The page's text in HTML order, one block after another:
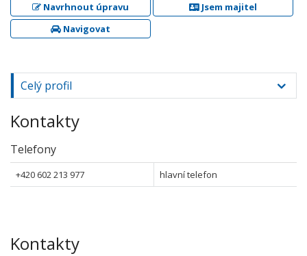
Navrhnout úpravu
Jsem majitel
Navigovat
Celý profil
Kontakty
Telefony
+420 602 213 977 hlavní telefon
Kontakty